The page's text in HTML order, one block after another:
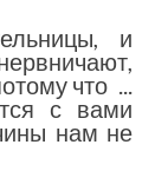
и
что ...
с вами
нам не